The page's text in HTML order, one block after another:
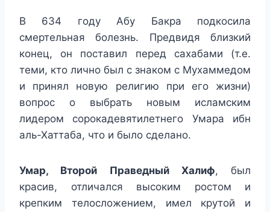
В 634 году Абу Бакра подкосила
смертельная болезнь. Предвидя близкий
конец, он поставил перед сахабами (т.е.
теми, кто лично был с знаком с Мухаммедом
и принял новую религию при его жизни)
вопрос о выбрать новым исламским
лидером сорокадевятилетнего Умара ибн
аль-Хаттаба, что и было сделано.
Умар, Второй Праведный Халиф, был
красив, отличался высоким ростом и
крепким телосложением, имел крутой и